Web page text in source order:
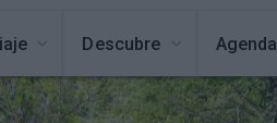
Descubre Agenda